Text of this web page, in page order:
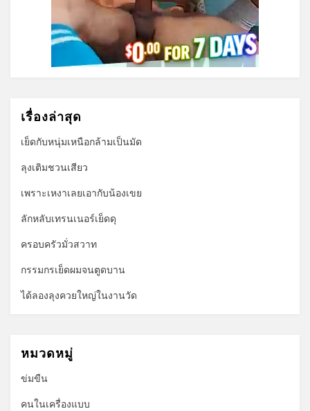
เรื่องล่าสุด
เย็ดกับหนุ่มเหนือกล้ามเป็นมัด
ลุงเติมชวนเสียว
เพราะเหงาเลยเอากับน้องเขย
ลักหลับเทรนเนอร์เย็ดดุ
ครอบครัวมั่วสวาท
กรรมกรเย็ดผมจนตูดบาน
ได้ลองลุงควยใหญ่ในงานวัด
หมวดหมู่
ข่มขืน
คนในเครื่องแบบ